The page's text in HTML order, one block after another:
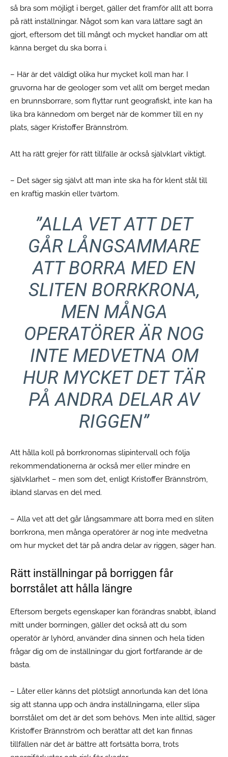
så bra som möjligt i berget, gäller det framför allt att borra
på rätt inställningar. Något som kan vara lättare sagt än
gjort, eftersom det till mångt och mycket handlar om att
känna berget du ska borra i.
– Här är det väldigt olika hur mycket koll man har. I
gruvorna har de geologer som vet allt om berget medan
en brunnsborrare, som flyttar runt geografiskt, inte kan ha
lika bra kännedom om berget när de kommer till en ny
plats, säger Kristoffer Brännström.
Att ha rätt grejer för rätt tillfälle är också självklart viktigt.
– Det säger sig självt att man inte ska ha för klent stål till
en kraftig maskin eller tvärtom.
”ALLA VET ATT DET
GÅR LÅNGSAMMARE
ATT BORRA MED EN
SLITEN BORRKRONA,
MEN MÅNGA
OPERATÖRER ÄR NOG
INTE MEDVETNA OM
HUR MYCKET DET TÄR
PÅ ANDRA DELAR AV
RIGGEN”
Att hålla koll på borrkronornas slipintervall och följa
rekommendationerna är också mer eller mindre en
självklarhet – men som det, enligt Kristoffer Brännström,
ibland slarvas en del med.
– Alla vet att det går långsammare att borra med en sliten
borrkrona, men många operatörer är nog inte medvetna
om hur mycket det tär på andra delar av riggen, säger han.
Rätt inställningar på borriggen får
borrstålet att hålla längre
Eftersom bergets egenskaper kan förändras snabbt, ibland
mitt under borrningen, gäller det också att du som
operatör är lyhörd, använder dina sinnen och hela tiden
frågar dig om de inställningar du gjort fortfarande är de
bästa.
– Låter eller känns det plötsligt annorlunda kan det löna
sig att stanna upp och ändra inställningarna, eller slipa
borrstålet om det är det som behövs. Men inte alltid, säger
Kristoffer Brännström och berättar att det kan finnas
tillfällen när det är bättre att fortsätta borra, trots